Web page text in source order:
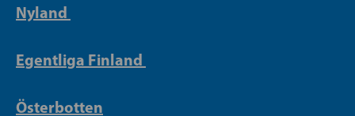
Nyland
Egentliga Finland
Österbotten